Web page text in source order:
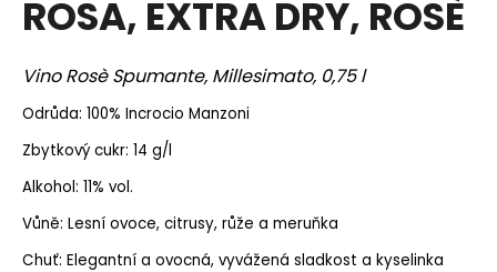
ROSA, EXTRA DRY, ROSÈ
VinoRosè Spumante, Millesimato, 0,75 l
Odrůda: 100% Incrocio Manzoni
Zbytkový cukr: 14 g/l
Alkohol: 11% vol.
Vůně: Lesní ovoce, citrusy, růže a meruňka
Chuť: Elegantní a ovocná, vyvážená sladkost a kyselinka
a
í
t
?
HLEDAT